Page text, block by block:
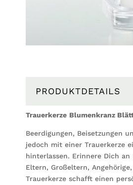
PRODUKTDETAILS
Trauerkerze Blumenkranz
Beerdigungen, Beisetzungen
jedoch mit einer Trauerkerze
hinterlassen. Erinnere Dich an
Eltern, Großeltern,
Trauerkerze schafft einen